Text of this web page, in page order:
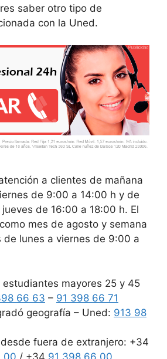
saber otro tipo de
con la Uned.
a clientes de mañana
de 9:00 a 14:00 h y de
de 16:00 a 18:00 h. El
mes de agosto y semana
de lunes a viernes de 9:00 a
estudiantes mayores 25 y 45
66 63 – 91 398 66 71
geografía – Uned: 913 98
fuera de extranjero: +34
00 / +34 91 398 66 00